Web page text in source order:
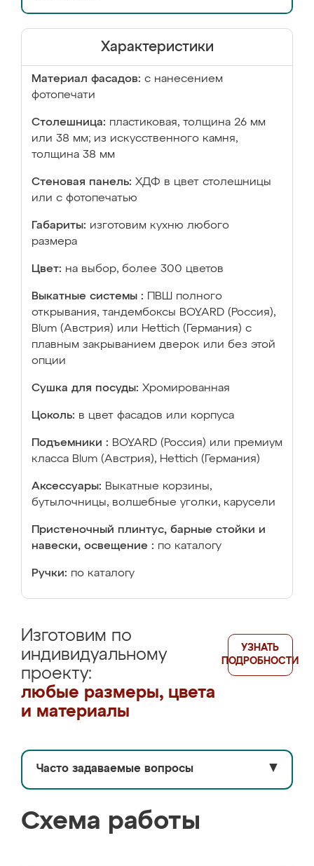
Характеристики
Материал фасадов: с нанесением
фотопечати
Столешница: пластиковая, толщина 26 мм
или 38 мм; из искусственного камня,
толщина 38 мм
Стеновая панель: ХДФ в цвет столешницы
или с фотопечатью
Габариты: изготовим кухню любого
размера
Цвет: на выбор, более 300 цветов
Выкатные системы :
ПВШ полного
открывания, тандембоксы BOYARD (Россия),
Blum (Австрия) или Hettich (Германия) с
плавным закрыванием дверок или без этой
опции
Сушка для посуды: Хромированная
Цоколь: в цвет фасадов или корпуса
Подъемники : BOYARD (Россия) или премиум
класса Blum (Австрия), Hettich (Германия)
Аксессуары: Выкатные корзины,
бутылочницы, волшебные уголки, карусели
Пристеночный плинтус, барные стойки и
навески, освещение : по каталогу
Ручки: по каталогу
Изготовим по
индивидуальному
проекту:
любые размеры, цвета
и материалы
УЗНАТЬ
ПОДРОБНОСТИ
Часто задаваемые вопросы ▼
Схема работы